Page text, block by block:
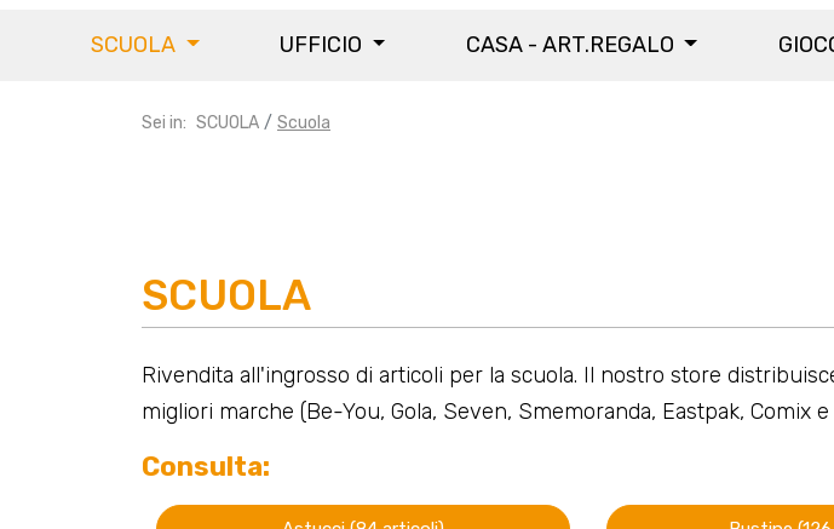
SCUOLA UFFICIO CASA - ART.REGALO
Sei in: SCUOLA Scuola
SCUOLA
Rivendita all'ingrosso di articoli per la scuola. Il nostro store
migliori marche (Be-You, Gola, Seven, Smemoranda, Eastpak, Comix
Consulta: